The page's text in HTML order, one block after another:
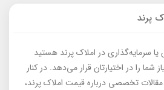
پرند
سرمایه‌گذاری در املاک پرند هستید
شما را در اختیارتان قرار می‌دهد. در کنار
تخصصی درباره قیمت املاک پرند،